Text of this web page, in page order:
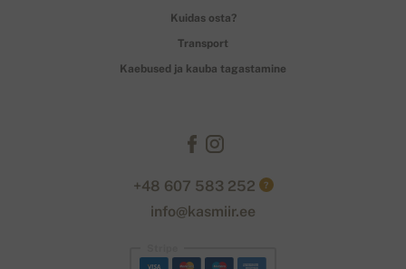
Kuidas osta?
Transport
Kaebused ja kauba tagastamine
+48 607 583 252 ?
info@kasmiir.ee